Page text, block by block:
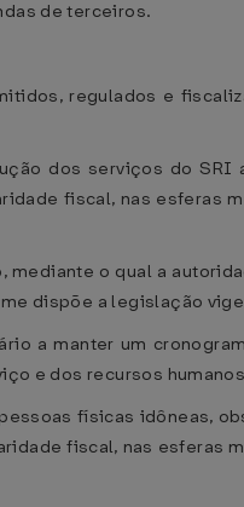
de terceiros.
regulados e
dos serviços do SRI
fiscal, nas esferas
o qual a
dispõe a legislação
a manter um
e dos recursos
físicas idôneas,
fiscal, nas esferas